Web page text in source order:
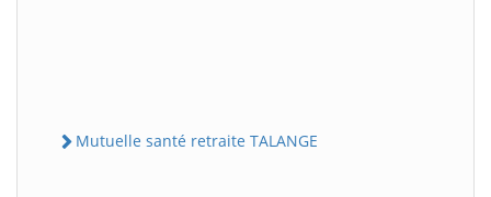
Mutuelle santé retraite TALANGE